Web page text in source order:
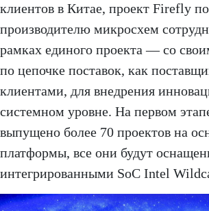
клиентов в Китае, проект Firefly
производителю микросхем
рамках единого проекта — со
по цепочке поставок, как
клиентами, для внедрения
системном уровне. На первом
выпущено более 70 проектов на
платформы, все они будут
интегрированными SoC Intel